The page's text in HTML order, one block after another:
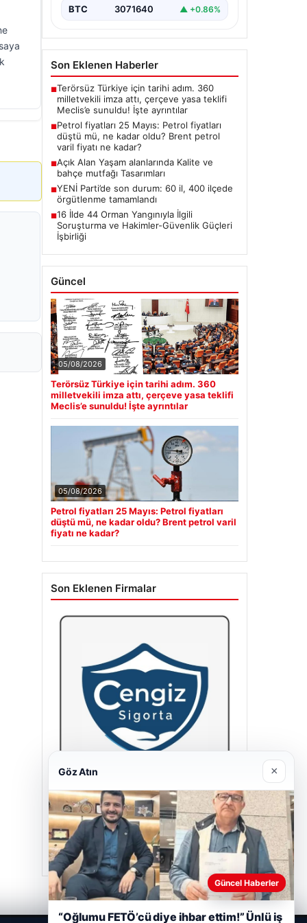
BTC 3071640 ▲ +0.86%
Son Eklenen Haberler
■Terörsüz Türkiye için tarihi adım. 360
milletvekili imza attı, çerçeve yasa teklifi
Meclis’e sunuldu! İşte ayrıntılar
■Petrol fiyatları 25 Mayıs: Petrol fiyatları
düştü mü, ne kadar oldu? Brent petrol
varil fiyatı ne kadar?
■Açık Alan Yaşam alanlarında Kalite ve
bahçe mutfağı Tasarımları
■YENİ Parti’de son durum: 60 il, 400 ilçede
örgütlenme tamamlandı
■16 İlde 44 Orman Yangınıyla İlgili
Soruşturma ve Hakimler-Güvenlik Güçleri
İşbirliği
Güncel
05/08/2026
Terörsüz Türkiye için tarihi adım. 360
milletvekili imza attı, çerçeve yasa teklifi
Meclis’e sunuldu! İşte ayrıntılar
05/08/2026
Petrol fiyatları 25 Mayıs: Petrol fiyatları
düştü mü, ne kadar oldu? Brent petrol varil
fiyatı ne kadar?
Son Eklenen Firmalar
Cengiz Sigorta
23/06/2026
Göz Atın ×
Güncel Haberler
“Oğlumu FETÖ’cü diye ihbar ettim!” Ünlü iş